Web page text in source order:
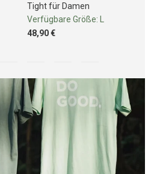
Tight für Damen
Verfügbare Größe:
48,90 €